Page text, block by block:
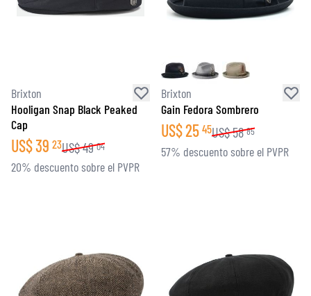
Brixton
Hooligan Snap Black Peaked
Cap
US$39 23US$49 04
20% descuento sobre el PVPR
Brixton
Gain Fedora Sombrero
US$25 45US$58 85
57% descuento sobre el PVPR